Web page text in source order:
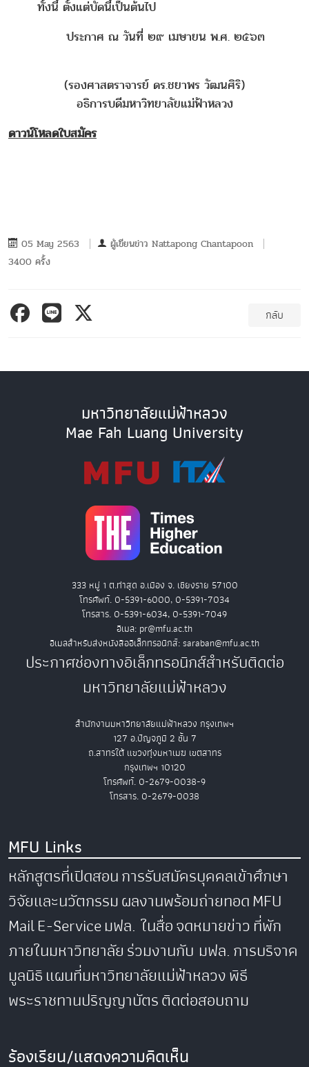
ทั้งนี้ ตั้งแต่บัดนี้เป็นต้นไป
ประกาศ ณ วันที่ ๒๙ เมษายน พ.ศ. ๒๕๖๓
(รองศาสตราจารย์ ดร.ชยาพร วัฒนศิริ)
อธิการบดีมหาวิทยาลัยแม่ฟ้าหลวง
ดาวน์โหลดใบสมัคร
05 May 2563 ผู้เขียนข่าว Nattapong Chantapoon
3400 ครั้ง
กลับ
มหาวิทยาลัยแม่ฟ้าหลวง
Mae Fah Luang University
333 หมู่ 1 ต.ท่าสุด อ.เมือง จ. เชียงราย 57100
โทรศัพท์. 0-5391-6000, 0-5391-7034
โทรสาร. 0-5391-6034, 0-5391-7049
อีเมล: pr@mfu.ac.th
อีเมลสำหรับส่งหนังสืออิเล็กทรอนิกส์: saraban@mfu.ac.th
ประกาศช่องทางอิเล็กทรอนิกส์สำหรับติดต่อ
มหาวิทยาลัยแม่ฟ้าหลวง
สำนักงานมหาวิทยาลัยแม่ฟ้าหลวง กรุงเทพฯ
127 อ.ปัญจภูมิ 2 ชั้น 7
ถ.สาทรใต้ แขวงทุ่งมหาเมฆ เขตสาทร
กรุงเทพฯ 10120
โทรศัพท์. 0-2679-0038-9
โทรสาร. 0-2679-0038
MFU Links
หลักสูตรที่เปิดสอนการรับสมัครบุคคลเข้าศึกษา
วิจัยและนวัตกรรมผลงานพร้อมถ่ายทอดMFU
MailE-Serviceมฟล. ในสื่อจดหมายข่าวที่พัก
ภายในมหาวิทยาลัยร่วมงานกับ มฟล.การบริจาค
มูลนิธิแผนที่มหาวิทยาลัยแม่ฟ้าหลวงพิธี
พระราชทานปริญญาบัตรติดต่อสอบถาม
ร้องเรียน/แสดงความคิดเห็น